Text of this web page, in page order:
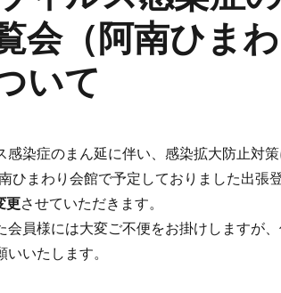
会（阿南ひま
いて
感染症のまん延に伴い、感染拡大防止対策
ひまわり会館で予定しておりました出張
更させていただきます。
会員様には大変ご不便をお掛けしますが
いたします。